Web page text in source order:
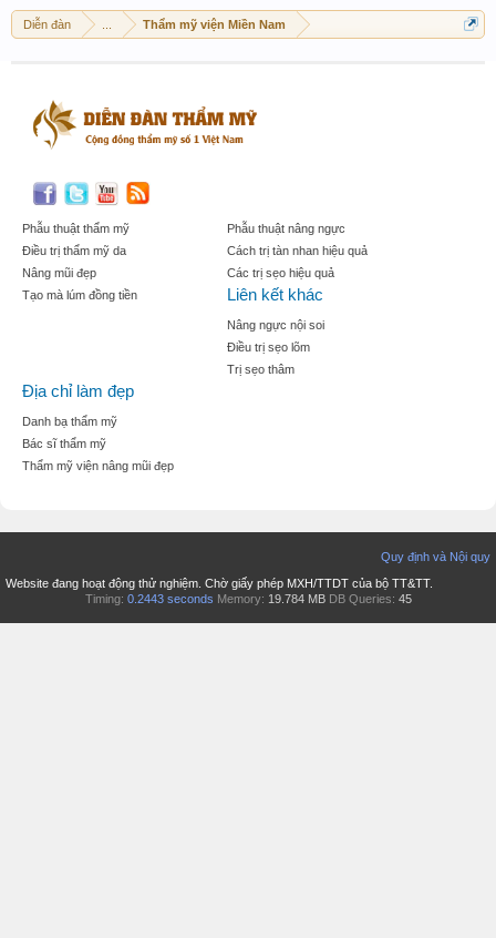
Diễn đàn Thẩm mỹ viện Miền Nam
Phẫu thuật thẩm mỹ
Điều trị thẩm mỹ da
Nâng mũi đẹp
Tạo mà lúm đồng tiền
Phẫu thuật nâng ngực
Cách trị tàn nhan hiệu quả
Các trị sẹo hiệu quả
Liên kết khác
Nâng ngực nội soi
Điều trị sẹo lõm
Trị sẹo thâm
Địa chỉ làm đẹp
Danh bạ thẩm mỹ
Bác sĩ thẩm mỹ
Thẩm mỹ viện nâng mũi đẹp
Quy định và Nội quy
Website đang hoạt động thử nghiệm. Chờ giấy phép MXH/TTDT của bộ TT&TT.
Timing: 0.2443 seconds Memory: 19.784 MB DB Queries: 45